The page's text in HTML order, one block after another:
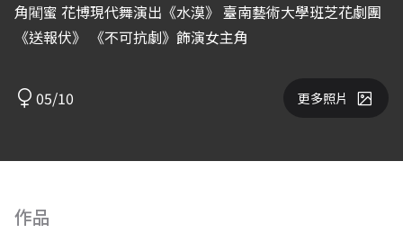
角閵蜜 花博現代舞演出《水漠》 臺南藝術大學班芝花劇團
《送報伏》 《不可抗劇》飾演女主角
05/10 更多照片
作品